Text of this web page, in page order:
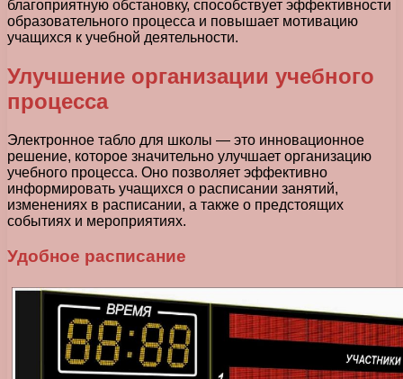
благоприятную обстановку, способствует эффективности
образовательного процесса и повышает мотивацию
учащихся к учебной деятельности.
Улучшение организации учебного
процесса
Электронное табло для школы — это инновационное
решение, которое значительно улучшает организацию
учебного процесса. Оно позволяет эффективно
информировать учащихся о расписании занятий,
изменениях в расписании, а также о предстоящих
событиях и мероприятиях.
Удобное расписание